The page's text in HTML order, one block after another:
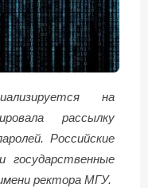
на
рассылку
Российские
государственные
ректора МГУ.